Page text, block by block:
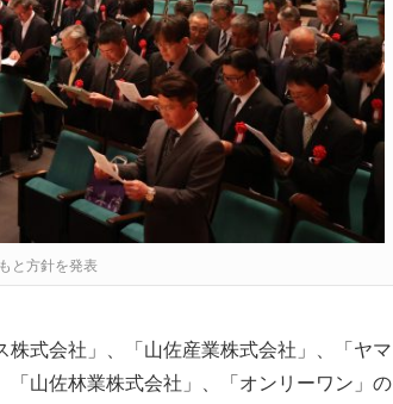
と方針を発表
式会社」、「山佐産業株式会社」、「ヤマ
山佐林業株式会社」、「オンリーワン」の